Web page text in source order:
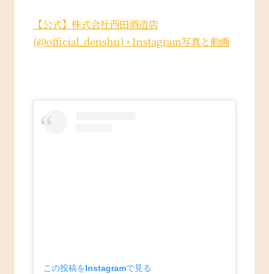
【公式】株式会社西田酒造店
(@official_denshu) • Instagram写真と動画
この投稿をInstagramで見る